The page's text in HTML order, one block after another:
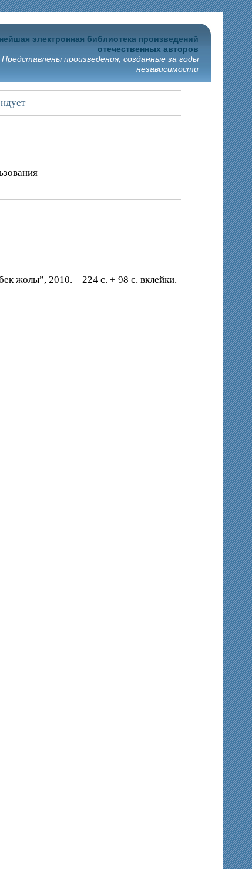
электронная библиотека произведений
отечественных авторов
Представлены произведения, созданные за годы
независимости
жолы”, 2010. – 224 с. + 98 с. вклейки.